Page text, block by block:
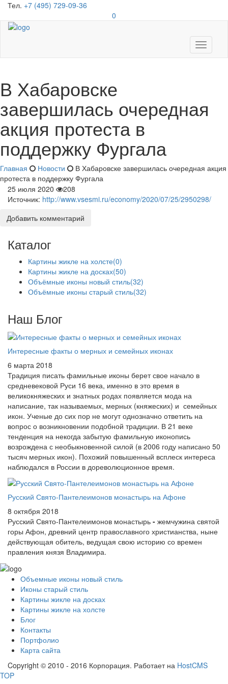
Тел. +7 (495) 729-09-36
0
Toggle
В Хабаровске
завершилась очередная
акция протеста в
поддержку Фургала
Главная Новости
В Хабаровске завершилась очередная акция
протеста в поддержку Фургала
25 июля 2020
208
Источник: http://www.vsesmi.ru/economy/2020/07/25/2950298/
Добавить комментарий
Каталог
Картины жикле на холсте(0)
Картины жикле на досках(50)
Объёмные иконы новый стиль(32)
Объёмные иконы старый стиль(32)
Наш Блог
Интересные факты о мерных и семейных иконах
6 марта 2018
Традиция писать фамильные иконы берет свое начало в
средневековой Руси 16 века, именно в это время в
великокняжеских и знатных родах появляется мода на
написание, так называемых, мерных (княжеских) и семейных
икон. Ученые до сих пор не могут однозначно ответить на
вопрос о возникновении подобной традиции. В 21 веке
тенденция на некогда забытую фамильную иконопись
возрождена с необыкновенной силой (в 2006 году написано 50
тысяч мерных икон). Похожий повышенный всплеск интереса
наблюдался в России в дореволюционное время.
Русский Свято-Пантелеимонов монастырь на Афоне
8 октября 2018
Русский Свято-Пантелеимонов монастырь - жемчужина святой
горы Афон, древний центр православного христианства, ныне
действующая обитель, ведущая свою историю со времен
правления князя Владимира.
Объемные иконы новый стиль
Иконы старый стиль
Картины жикле на досках
Картины жикле на холсте
Блог
Контакты
Портфолио
Карта сайта
Copyright © 2010 - 2016 Корпорация. Работает на HostCMS
TOP